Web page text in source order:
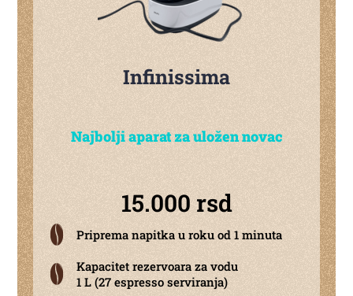
Infinissima
Najbolji aparat za uložen novac
15.000 rsd
Priprema napitka u roku od 1 minuta
Kapacitet rezervoara za vodu
1 L (27 espresso serviranja)